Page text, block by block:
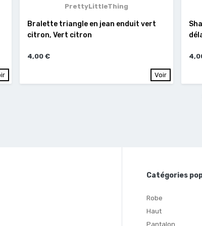
PrettyLittleThing
Bralette triangle en jean enduit vert
citron, Vert citron
4,00 €
Voir
Catégories
Robe
Haut
Pantalon